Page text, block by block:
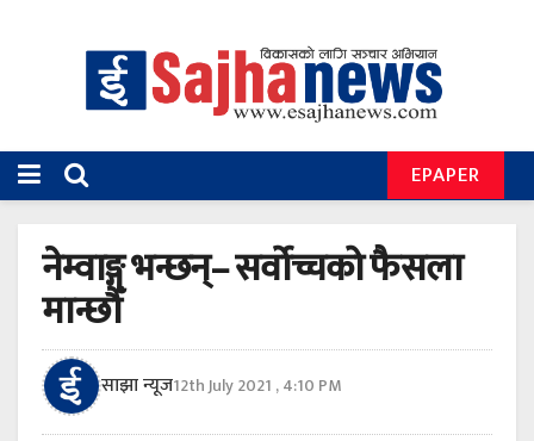
EPAPER
नेम्वाङ्ग भन्छन्– सर्वोच्चको फैसला
मान्छौँ
साझा न्यूज12th July 2021 , 4:10 PM